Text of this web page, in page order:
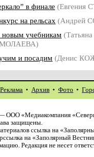
в финале (Евгения
на рельсах (Андрей
учебникам (Татьяна
и посадим (Денис
Реклама • Архив • Фото •
— ООО «Медиакомпания
защищены.
ссылка на
на «Заполярный
Редакция не несет